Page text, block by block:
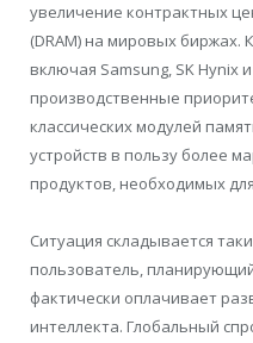
увеличение контрактных
(DRAM) на мировых
включая Samsung, SK Hynix
производственные
классических модулей
устройств в пользу более
продуктов, необходимых
Ситуация складывается
пользователь,
фактически оплачивает
интеллекта. Глобальный